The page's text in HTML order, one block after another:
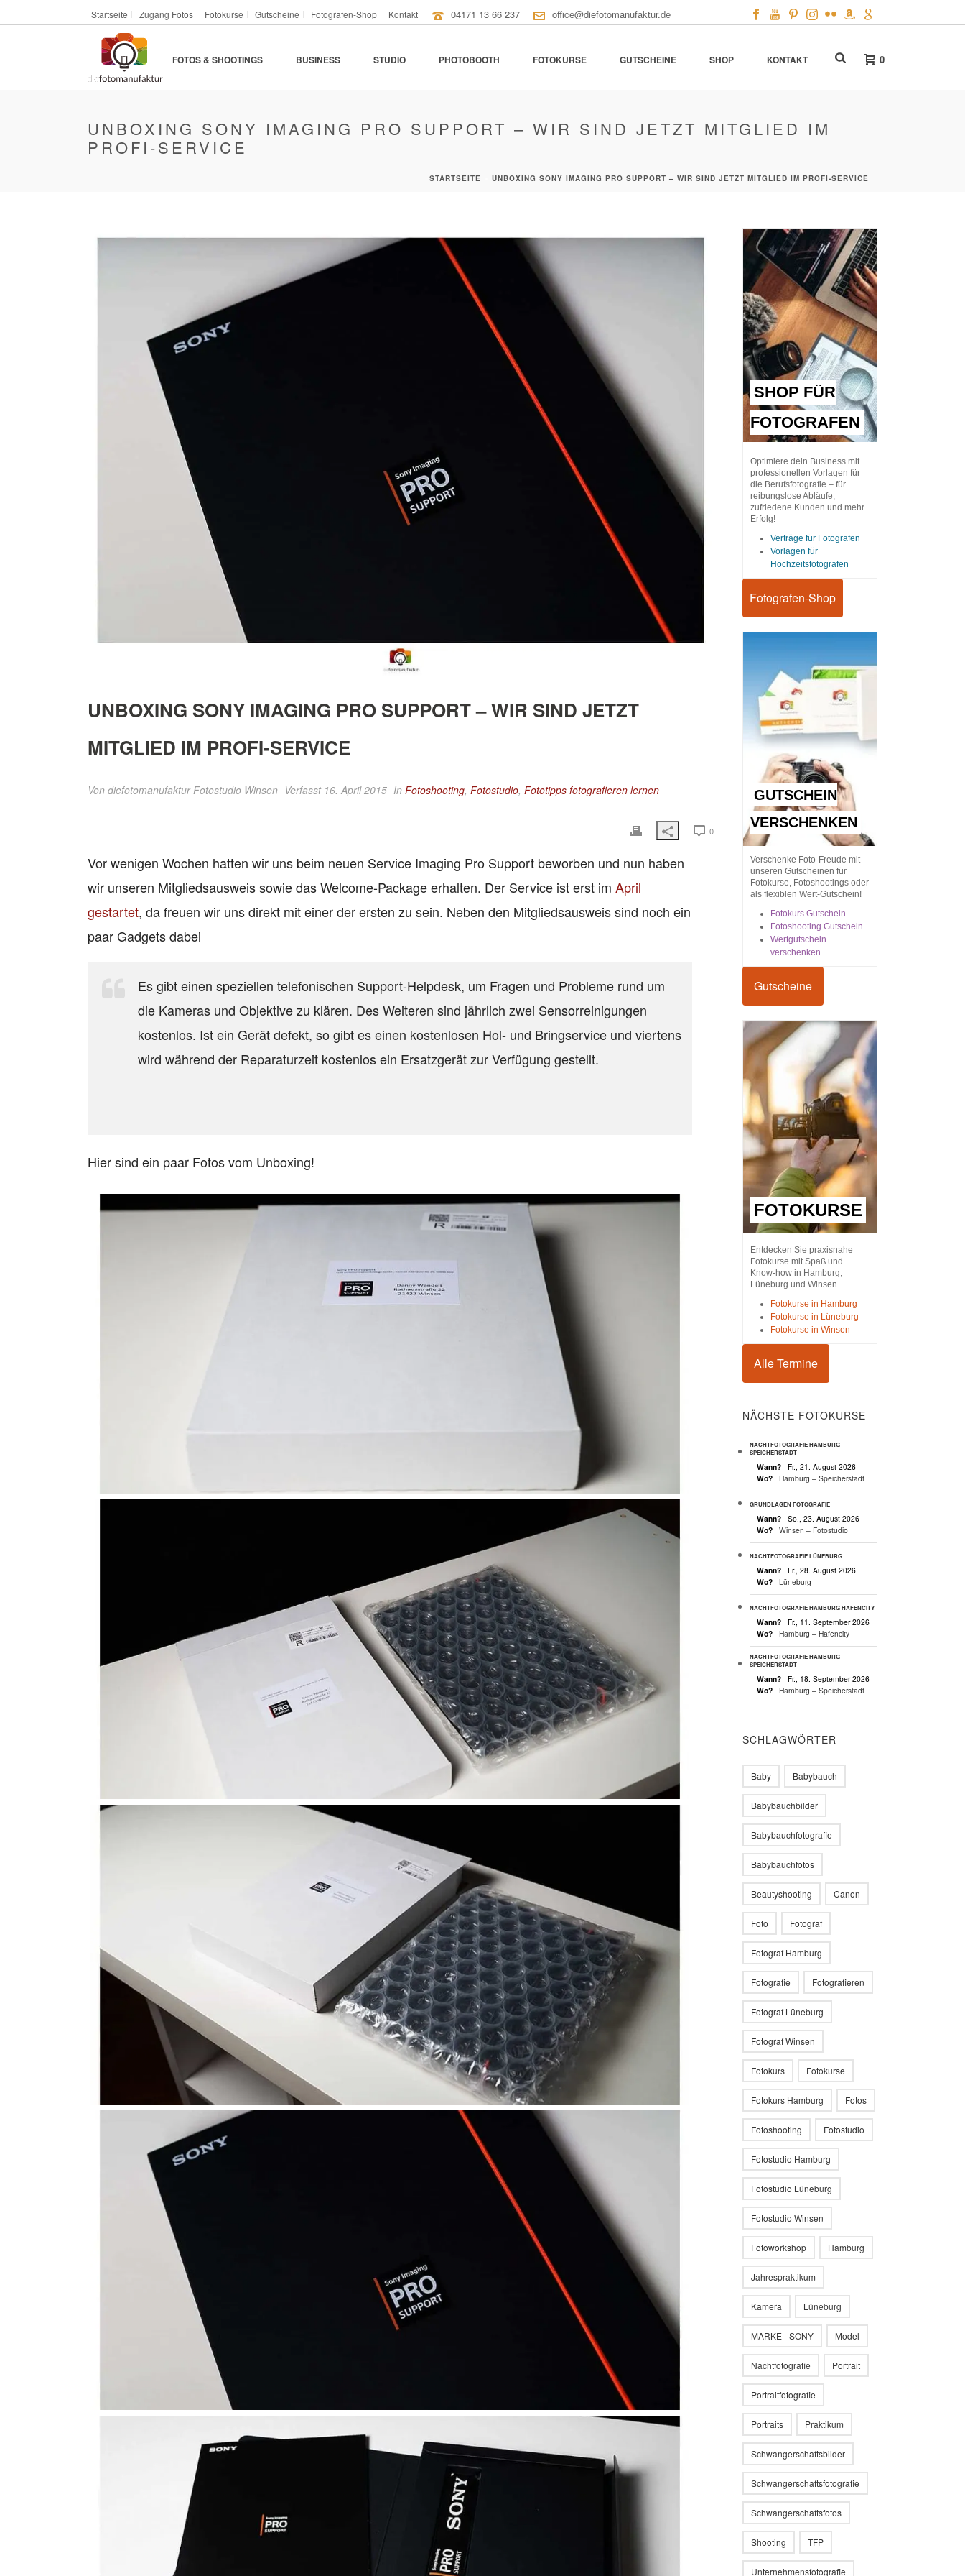
Startseite Zugang Fotos Fotokurse Gutscheine Fotografen-Shop Kontakt 04171 13 66 237 office@diefotomanufaktur.de
FOTOS & SHOOTINGS BUSINESS STUDIO PHOTOBOOTH FOTOKURSE GUTSCHEINE SHOP KONTAKT 0
UNBOXING SONY IMAGING PRO SUPPORT – WIR SIND JETZT MITGLIED IM
PROFI-SERVICE
STARTSEITE UNBOXING SONY IMAGING PRO SUPPORT – WIR SIND JETZT MITGLIED IM PROFI-SERVICE
UNBOXING SONY IMAGING PRO SUPPORT – WIR SIND JETZT
MITGLIED IM PROFI-SERVICE
Von diefotomanufaktur Fotostudio Winsen Verfasst 16. April 2015 In Fotoshooting, Fotostudio, Fototipps fotografieren lernen
0
Vor wenigen Wochen hatten wir uns beim neuen Service Imaging Pro Support beworben und nun haben
wir unseren Mitgliedsausweis sowie das Welcome-Package erhalten. Der Service ist erst im April
gestartet, da freuen wir uns direkt mit einer der ersten zu sein. Neben den Mitgliedsausweis sind noch ein
paar Gadgets dabei
Es gibt einen speziellen telefonischen Support-Helpdesk, um Fragen und Probleme rund um
die Kameras und Objektive zu klären. Des Weiteren sind jährlich zwei Sensorreinigungen
kostenlos. Ist ein Gerät defekt, so gibt es einen kostenlosen Hol- und Bringservice und viertens
wird während der Reparaturzeit kostenlos ein Ersatzgerät zur Verfügung gestellt.
Hier sind ein paar Fotos vom Unboxing!
SHOP FÜR
FOTOGRAFEN
Optimiere dein Business mit
professionellen Vorlagen für
die Berufsfotografie – für
reibungslose Abläufe,
zufriedene Kunden und mehr
Erfolg!
Verträge für Fotografen
Vorlagen für
Hochzeitsfotografen
Fotografen-Shop
GUTSCHEIN
VERSCHENKEN
Verschenke Foto-Freude mit
unseren Gutscheinen für
Fotokurse, Fotoshootings oder
als flexiblen Wert-Gutschein!
Fotokurs Gutschein
Fotoshooting Gutschein
Wertgutschein
verschenken
Gutscheine
FOTOKURSE
Entdecken Sie praxisnahe
Fotokurse mit Spaß und
Know-how in Hamburg,
Lüneburg und Winsen.
Fotokurse in Hamburg
Fotokurse in Lüneburg
Fotokurse in Winsen
Alle Termine
NÄCHSTE FOTOKURSE
NACHTFOTOGRAFIE HAMBURG
SPEICHERSTADT
Wann?
Fr., 21. August 2026
Wo?
Hamburg – Speicherstadt
GRUNDLAGEN FOTOGRAFIE
Wann?
So., 23. August 2026
Wo?
Winsen – Fotostudio
NACHTFOTOGRAFIE LÜNEBURG
Wann?
Fr., 28. August 2026
Wo?
Lüneburg
NACHTFOTOGRAFIE HAMBURG HAFENCITY
Wann?
Fr., 11. September 2026
Wo?
Hamburg – Hafencity
NACHTFOTOGRAFIE HAMBURG
SPEICHERSTADT
Wann?
Fr., 18. September 2026
Wo?
Hamburg – Speicherstadt
SCHLAGWÖRTER
Baby Babybauch
Babybauchbilder
Babybauchfotografie
Babybauchfotos
Beautyshooting Canon
Foto Fotograf
Fotograf Hamburg
Fotografie Fotografieren
Fotograf Lüneburg
Fotograf Winsen
Fotokurs Fotokurse
Fotokurs Hamburg Fotos
Fotoshooting Fotostudio
Fotostudio Hamburg
Fotostudio Lüneburg
Fotostudio Winsen
Fotoworkshop Hamburg
Jahrespraktikum
Kamera Lüneburg
MARKE - SONY Model
Nachtfotografie Portrait
Portraitfotografie
Portraits Praktikum
Schwangerschaftsbilder
Schwangerschaftsfotografie
Schwangerschaftsfotos
Shooting TFP
Unternehmensfotografie